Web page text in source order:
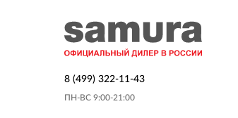
8 (499) 322-11-43
ПН-ВС 9:00-21:00